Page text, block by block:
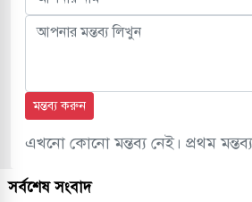
মন্তব্য করুন
এখনো কোনো মন্তব্য নেই। প্রথম
সর্বশেষ সংবাদ